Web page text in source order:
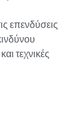
επενδύσεις
τεχνικές